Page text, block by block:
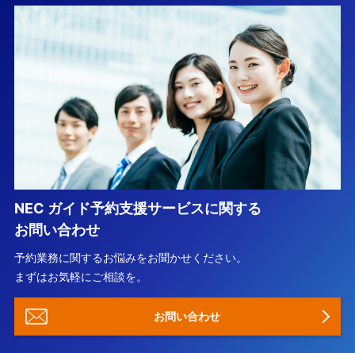
NEC ガイド予約支援サービスに関する
お問い合わせ
予約業務に関するお悩みをお聞かせください。
まずはお気軽にご相談を。
お問い合わせ